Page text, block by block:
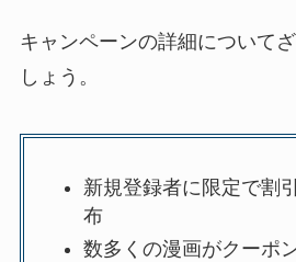
キャンペーンの詳細について
しょう。
新規登録者に限定で割
布
数多くの漫画がクーポ